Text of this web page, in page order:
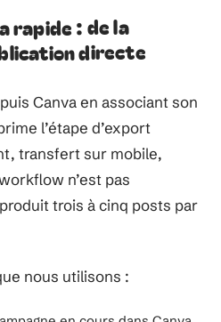
rapide : de la
directe
Canva en associant son
l’étape d’export
transfert sur mobile,
n’est pas
trois à cinq posts par
nous utilisons :